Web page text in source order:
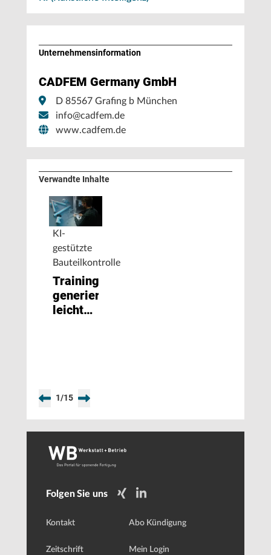
Unternehmens­information
CADFEM Germany GmbH
D 85567 Grafing b München
info@cadfem.de
www.cadfem.de
Verwandte Inhalte
KI-
gestützte
Bauteilkontrolle
Trainingsdaten
generieren
leicht
1/15
Folgen Sie uns
Kontakt
Zeitschrift
Abo Kündigung
Mein Login